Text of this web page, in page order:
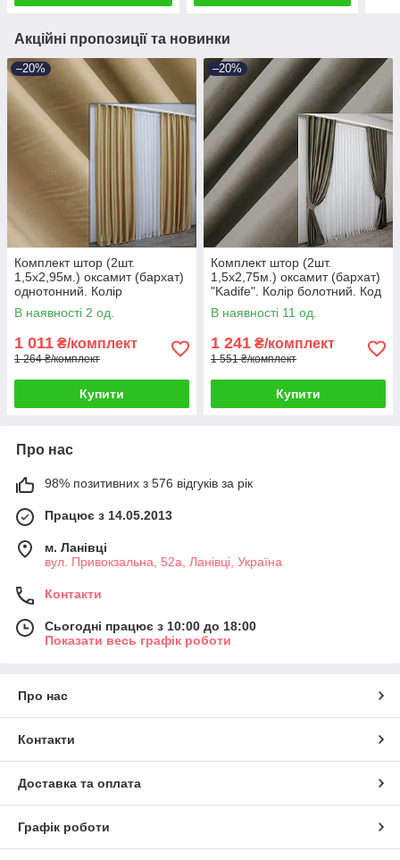
Акційні пропозиції та новинки
–20%
Комплект штор (2шт.
1,5х2,95м.) оксамит (бархат)
однотонний. Колір
золотистий. Код 1038ш 30-
851
В наявності 2 од.
1 011 ₴/комплект
1 264 ₴/комплект
Купити
–20%
Комплект штор (2шт.
1,5х2,75м.) оксамит (бархат)
"Kadife". Колір болотний. Код
1130ш 30-947
В наявності 11 од.
1 241 ₴/комплект
1 551 ₴/комплект
Купити
Про нас
98% позитивних з 576 відгуків за рік
Працює з 14.05.2013
м. Ланівці
вул. Привокзальна, 52а, Ланівці, Україна
Контакти
Сьогодні працює з 10:00 до 18:00
Показати весь графік роботи
Про нас
Контакти
Доставка та оплата
Графік роботи